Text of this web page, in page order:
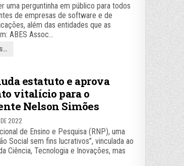
uma perguntinha em público para todos
de empresas de software e de
além das entidades que as
ABES Assoc…
estatuto e aprova
vitalício para o
Nelson Simões
DE 2022
de Ensino e Pesquisa (RNP), uma
Social sem fins lucrativos”, vinculada ao
Ciência, Tecnologia e Inovações, mas